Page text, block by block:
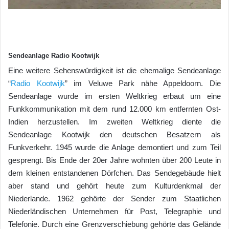
Sendeanlage Radio Kootwijk
Eine weitere Sehenswürdigkeit ist die ehemalige Sendeanlage
“Radio Kootwijk” im Veluwe Park nähe Appeldoorn. Die
Sendeanlage wurde im ersten Weltkrieg erbaut um eine
Funkkommunikation mit dem rund 12.000 km entfernten Ost-
Indien herzustellen. Im zweiten Weltkrieg diente die
Sendeanlage Kootwijk den deutschen Besatzern als
Funkverkehr. 1945 wurde die Anlage demontiert und zum Teil
gesprengt. Bis Ende der 20er Jahre wohnten über 200 Leute in
dem kleinen entstandenen Dörfchen. Das Sendegebäude hielt
aber stand und gehört heute zum Kulturdenkmal der
Niederlande. 1962 gehörte der Sender zum Staatlichen
Niederländischen Unternehmen für Post, Telegraphie und
Telefonie. Durch eine Grenzverschiebung gehörte das Gelände